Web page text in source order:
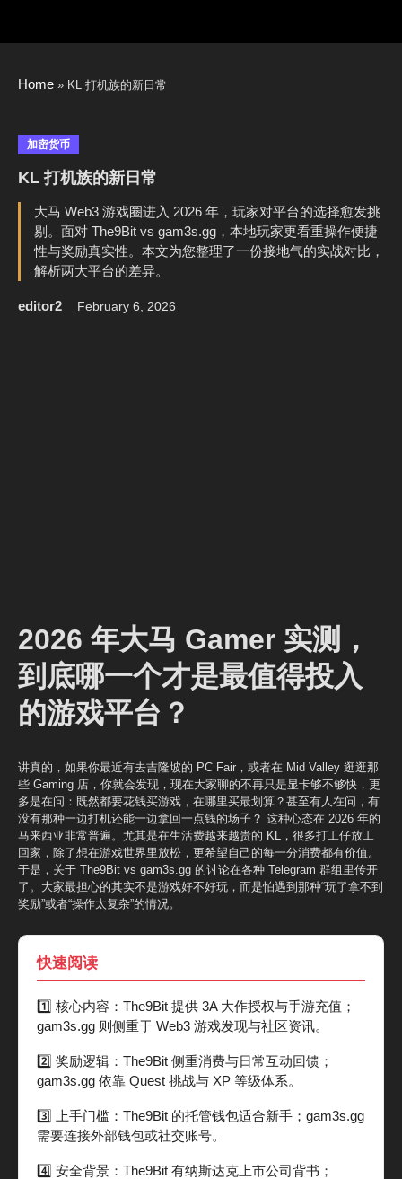
content
Home » KL 打机族的新日常
加密货币
KL 打机族的新日常
大马 Web3 游戏圈进入 2026 年，玩家对平台的选择愈发挑
剔。面对 The9Bit vs gam3s.gg，本地玩家更看重操作便捷
性与奖励真实性。本文为您整理了一份接地气的实战对比，
解析两大平台的差异。
editor2 February 6, 2026
2026 年大马 Gamer 实测，
到底哪一个才是最值得投入
的游戏平台？
讲真的，如果你最近有去吉隆坡的 PC Fair，或者在 Mid Valley 逛逛那
些 Gaming 店，你就会发现，现在大家聊的不再只是显卡够不够快，更
多是在问：既然都要花钱买游戏，在哪里买最划算？甚至有人在问，有
没有那种一边打机还能一边拿回一点钱的场子？ 这种心态在 2026 年的
马来西亚非常普遍。尤其是在生活费越来越贵的 KL，很多打工仔放工
回家，除了想在游戏世界里放松，更希望自己的每一分消费都有价值。
于是，关于 The9Bit vs gam3s.gg 的讨论在各种 Telegram 群组里传开
了。大家最担心的其实不是游戏好不好玩，而是怕遇到那种“玩了拿不到
奖励”或者“操作太复杂”的情况。
快速阅读
1️⃣ 核心内容：The9Bit 提供 3A 大作授权与手游充值；
gam3s.gg 则侧重于 Web3 游戏发现与社区资讯。
2️⃣ 奖励逻辑：The9Bit 侧重消费与日常互动回馈；
gam3s.gg 依靠 Quest 挑战与 XP 等级体系。
3️⃣ 上手门槛：The9Bit 的托管钱包适合新手；gam3s.gg
需要连接外部钱包或社交账号。
4️⃣ 安全背景：The9Bit 有纳斯达克上市公司背书；